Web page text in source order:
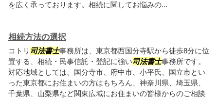
を広く承っております。相続に関してお悩みの...
相続方法の選択
コトリ 司法書士事務所は、東京都西国分寺駅から徒歩8分に位
置する、相続・民事信託・登記に強い司法書士事務所です。
対応地域としては、国分寺市、府中市、小平氏、国立市とい
った東京都にお住まいの方はもちろん、神奈川県、埼玉県、
千葉県、山梨県など関東広域にお住まいの皆様からのご相談